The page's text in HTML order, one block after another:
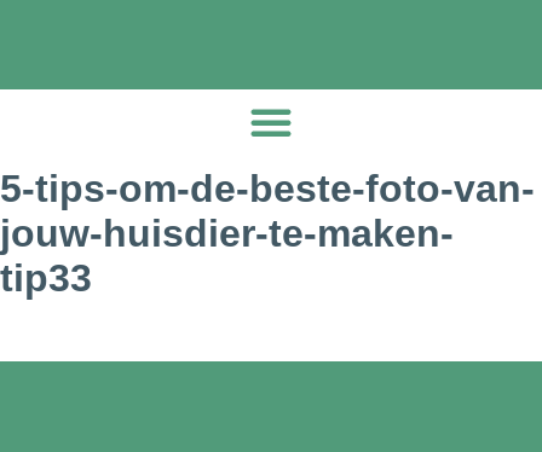
5-tips-om-de-beste-foto-van-
jouw-huisdier-te-maken-
tip33